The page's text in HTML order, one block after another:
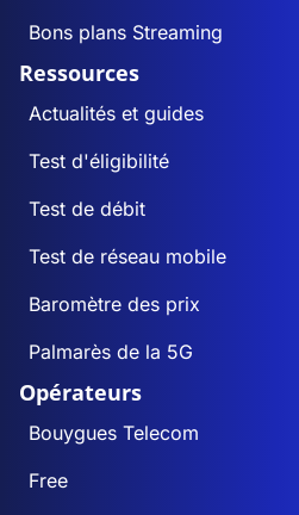
Bons plans Streaming
Ressources
Actualités et guides
Test d'éligibilité
Test de débit
Test de réseau mobile
Baromètre des prix
Palmarès de la 5G
Opérateurs
Bouygues Telecom
Free